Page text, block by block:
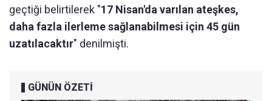
geçtiği belirtilerek "17 Nisan'da varılan ateşkes,
daha fazla ilerleme sağlanabilmesi için 45 gün
uzatılacaktır" denilmişti.
GÜNÜN ÖZETİ